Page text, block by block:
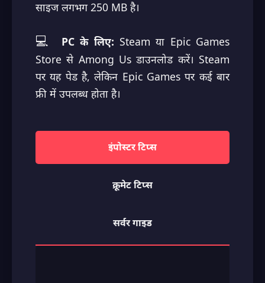
साइज लगभग 250 MB है।
💻 PC के लिए: Steam या Epic Games
Store से Among Us डाउनलोड करें। Steam
पर यह पेड है, लेकिन Epic Games पर कई बार
फ्री में उपलब्ध होता है।
इंपोस्टर टिप्स
क्रूमेट टिप्स
सर्वर गाइड